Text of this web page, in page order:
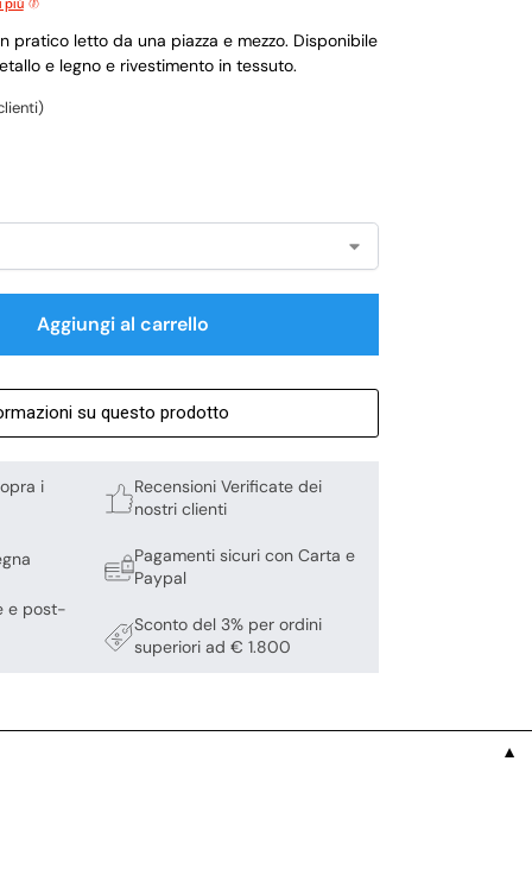
più
pratico letto da una piazza e mezzo. Disponibile
e legno e rivestimento in tessuto.
Aggiungi al carrello
su questo prodotto
i
e post-
Recensioni Verificate dei
nostri clienti
Pagamenti sicuri con Carta e
Paypal
Sconto del 3% per ordini
superiori ad € 1.800
▼